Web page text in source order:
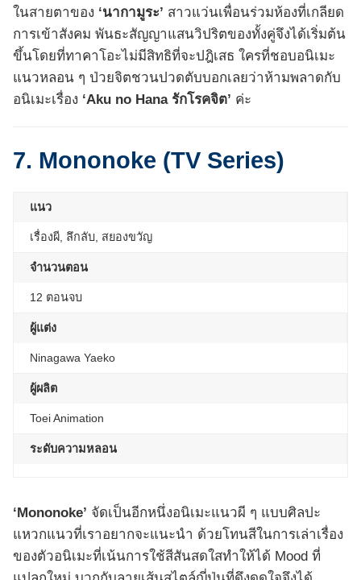
ในสายตาของ ‘นากามูระ’ สาวแว่นเพื่อนร่วมห้องที่เกลียด
การเข้าสังคม พันธะสัญญาแสนวิปริตของทั้งคู่จึงได้เริ่มต้น
ขึ้นโดยที่ทาคาโอะไม่มีสิทธิที่จะปฎิเสธ ใครที่ชอบอนิเมะ
แนวหลอน ๆ ป่วยจิตชวนปวดตับบอกเลยว่าห้ามพลาดกับ
อนิเมะเรื่อง ‘Aku no Hana รักโรคจิต’ ค่ะ
7. Mononoke (TV Series)
แนว
เรื่องผี, ลึกลับ, สยองขวัญ
จำนวนตอน
12 ตอนจบ
ผู้แต่ง
Ninagawa Yaeko
ผู้ผลิต
Toei Animation
ระดับความหลอน
‘Mononoke’ จัดเป็นอีกหนึ่งอนิเมะแนวผี ๆ แบบศิลปะ
แหวกแนวที่เราอยากจะแนะนำ ด้วยโทนสีในการเล่าเรื่อง
ของตัวอนิเมะที่เน้นการใช้สีสันสดใสทำให้ได้ Mood ที่